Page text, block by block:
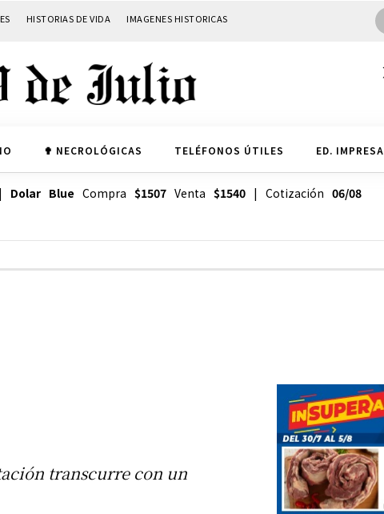
HISTORIAS DE VIDA IMAGENES HISTORICAS
✟ NECROLÓGICAS TELÉFONOS ÚTILES ED. IMPRESA
Dolar Blue Compra $1507Venta $1540| Cotización 06/08
transcurre con un